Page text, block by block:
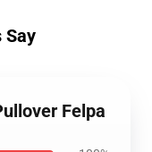
Say
Felpa